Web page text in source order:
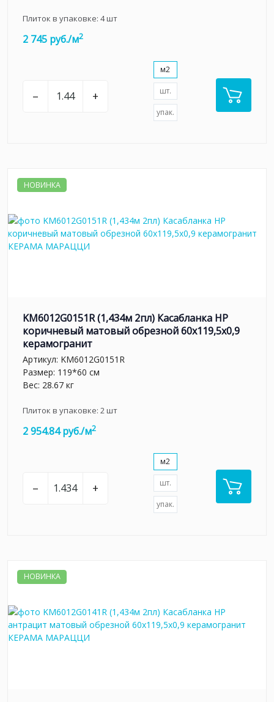
Плиток в упаковке: 4шт
2 745 руб./м2
– +
м2
шт.
упак.
НОВИНКА
KM6012G0151R (1,434м 2пл) Касабланка HP
коричневый матовый обрезной 60x119,5x0,9
керамогранит
Артикул: KM6012G0151R
Размер: 119*60 см
Вес: 28.67 кг
Плиток в упаковке: 2шт
2 954.84 руб./м2
– +
м2
шт.
упак.
НОВИНКА